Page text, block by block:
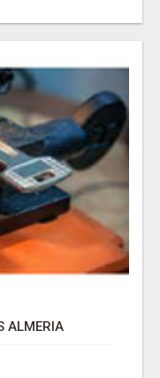
ALMERIA